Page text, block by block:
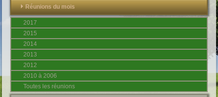
Réunions du mois
2017
2015
2014
2013
2012
2010 à 2006
Toutes les réunions